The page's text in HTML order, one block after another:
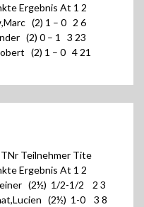
Ergebnis At 1 2
(2) 1 – 0 2 6
(2) 0 – 1 3 23
(2) 1 – 0 4 21
Teilnehmer Tite
Ergebnis At 1 2
(2½) 1/2-1/2 2 3
(2½) 1-0 3 8